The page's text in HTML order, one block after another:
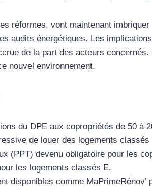
réformes, vont maintenant
audits énergétiques. Les
de la part des acteurs
nouvel environnement.
du DPE aux copropriétés de 50 à
de louer des logements classés
(PPT) devenu obligatoire pour les
les logements classés E.
disponibles comme